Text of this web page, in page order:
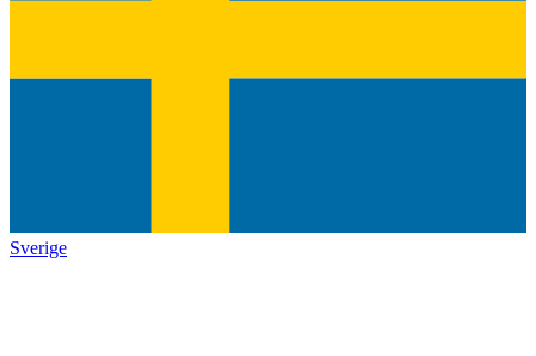
Sverige